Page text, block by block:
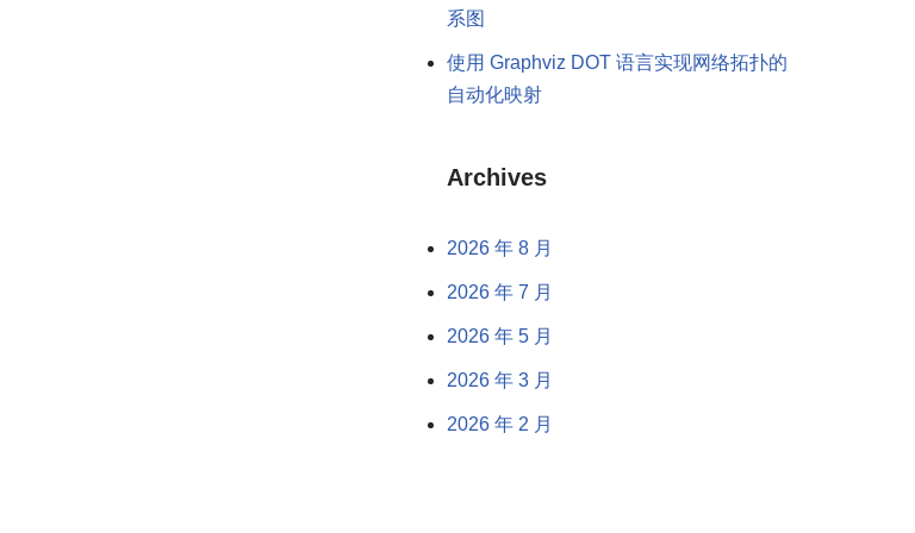
系图
使用 Graphviz DOT 语言实现网络拓扑的
自动化映射
Archives
2026 年 8 月
2026 年 7 月
2026 年 5 月
2026 年 3 月
2026 年 2 月